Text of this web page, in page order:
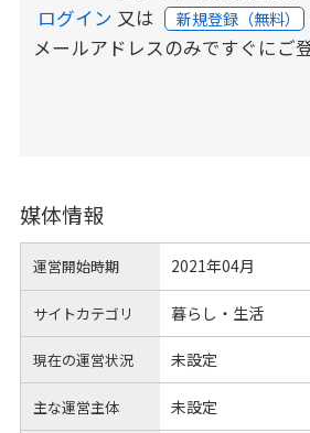
ログイン 又は 新規登録（無料）
メールアドレスのみですぐにご
媒体情報
運営開始時期 2021年04月
サイトカテゴリ 暮らし・生活
現在の運営状況 未設定
主な運営主体 未設定